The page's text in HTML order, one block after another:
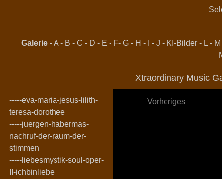
Galerie -A - B - C - D - E - F- G - H - - J - KI-Bilder - L - M
Xtraordinary Music
-----eva-maria-jesus-lilith-
teresa-dorothee
-----juergen-habermas-
nachruf-der-raum-der-
stimmen
-----liebesmystik-soul-oper-
II-ichbinliebe
Vorheriges